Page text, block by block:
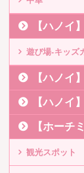
【ハノイ
遊び場-キッズ
【ハノイ
【ハノイ
【ホーチ
観光スポット